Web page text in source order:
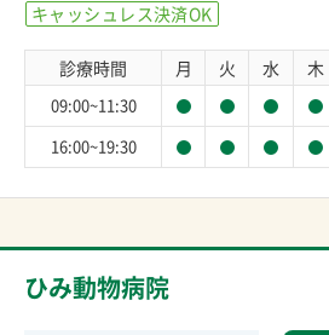
キャッシュレス決済OK
診療時間 月 火 水 木
09:00~11:30
16:00~19:30
ひみ動物病院